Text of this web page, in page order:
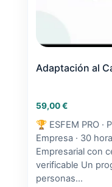
Adaptación al
59,00€
🏆 ESFEM PRO ·
Empresa · 30
Empresarial con
verificable Un
personas...